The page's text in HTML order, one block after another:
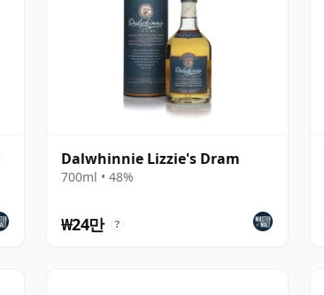
Dalwhinnie Lizzie's Dram
700ml • 48%
₩24만 ?